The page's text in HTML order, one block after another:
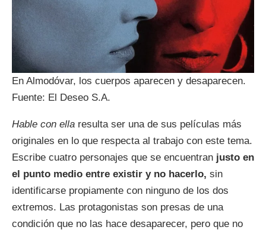
En Almodóvar, los cuerpos aparecen y desaparecen.
Fuente: El Deseo S.A.
Hable con ella resulta ser una de sus películas más
originales en lo que respecta al trabajo con este tema.
Escribe cuatro personajes que se encuentran justo en
el punto medio entre existir y no hacerlo, sin
identificarse propiamente con ninguno de los dos
extremos. Las protagonistas son presas de una
condición que no las hace desaparecer, pero que no